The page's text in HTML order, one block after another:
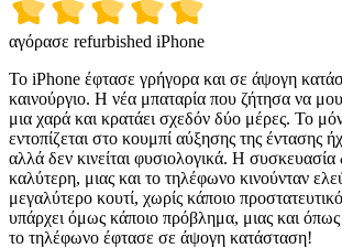
αγόρασε refurbished iPhone
Το iPhone έφτασε γρήγορα και σε άψογη
καινούργιο. Η νέα μπαταρία που ζήτησα να
μια χαρά και κρατάει σχεδόν δύο μέρες. Το
εντοπίζεται στο κουμπί αύξησης της έντασης
αλλά δεν κινείται φυσιολογικά. Η συσκευασία
καλύτερη, μιας και το τηλέφωνο κινούνταν
μεγαλύτερο κουτί, χωρίς κάποιο
υπάρχει όμως κάποιο πρόβλημα, μιας και
το τηλέφωνο έφτασε σε άψογη κατάσταση!